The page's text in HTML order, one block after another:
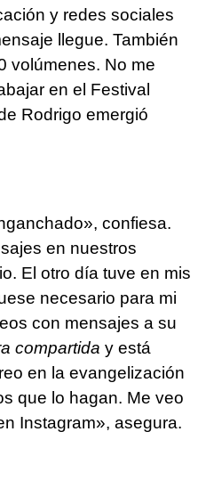
y redes sociales
llegue. También
volúmenes. No me
en el Festival
Rodrigo emergió
confiesa.
en nuestros
El otro día tuve en mis
necesario para mi
con mensajes a su
compartida y está
en la evangelización
que lo hagan. Me veo
Instagram», asegura.